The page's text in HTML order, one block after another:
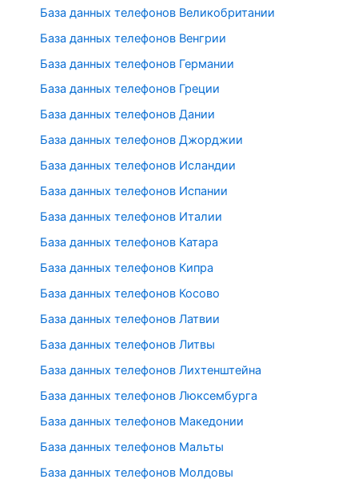
База данных телефонов Великобритании
База данных телефонов Венгрии
База данных телефонов Германии
База данных телефонов Греции
База данных телефонов Дании
База данных телефонов Джорджии
База данных телефонов Исландии
База данных телефонов Испании
База данных телефонов Италии
База данных телефонов Катара
База данных телефонов Кипра
База данных телефонов Косово
База данных телефонов Латвии
База данных телефонов Литвы
База данных телефонов Лихтенштейна
База данных телефонов Люксембурга
База данных телефонов Македонии
База данных телефонов Мальты
База данных телефонов Молдовы